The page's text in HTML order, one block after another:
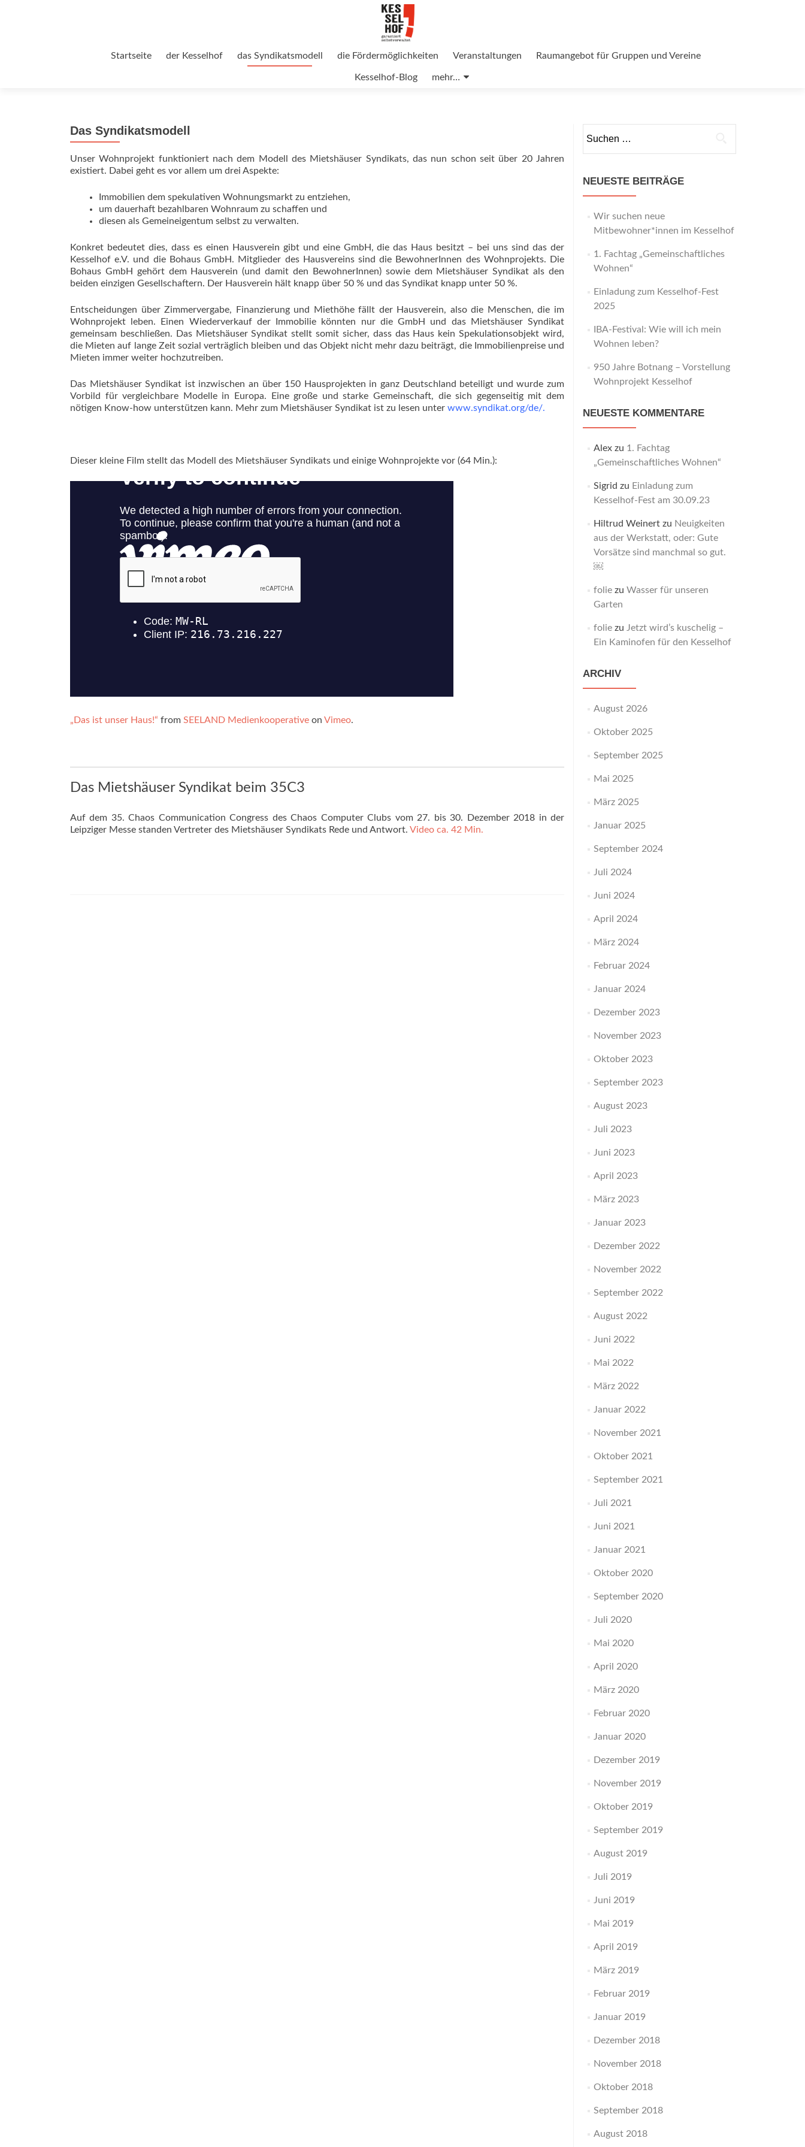
Startseite der Kesselhof das Syndikatsmodell die Fördermöglichkeiten Veranstaltungen Raumangebot für Gruppen und Vereine
Kesselhof-Blog mehr…
Das Syndikatsmodell
Unser Wohnprojekt funktioniert nach dem Modell des Mietshäuser Syndikats, das nun schon seit über 20 Jahren
existiert. Dabei geht es vor allem um drei Aspekte:
Immobilien dem spekulativen Wohnungsmarkt zu entziehen,
um dauerhaft bezahlbaren Wohnraum zu schaffen und
diesen als Gemeineigentum selbst zu verwalten.
Konkret bedeutet dies, dass es einen Hausverein gibt und eine GmbH, die das Haus besitzt – bei uns sind das der
Kesselhof e.V. und die Bohaus GmbH. Mitglieder des Hausvereins sind die BewohnerInnen des Wohnprojekts. Die
Bohaus GmbH gehört dem Hausverein (und damit den BewohnerInnen) sowie dem Mietshäuser Syndikat als den
beiden einzigen Gesellschaftern. Der Hausverein hält knapp über 50 % und das Syndikat knapp unter 50 %.
Entscheidungen über Zimmervergabe, Finanzierung und Miethöhe fällt der Hausverein, also die Menschen, die im
Wohnprojekt leben. Einen Wiederverkauf der Immobilie könnten nur die GmbH und das Mietshäuser Syndikat
gemeinsam beschließen. Das Mietshäuser Syndikat stellt somit sicher, dass das Haus kein Spekulationsobjekt wird,
die Mieten auf lange Zeit sozial verträglich bleiben und das Objekt nicht mehr dazu beiträgt, die Immobilienpreise und
Mieten immer weiter hochzutreiben.
Das Mietshäuser Syndikat ist inzwischen an über 150 Hausprojekten in ganz Deutschland beteiligt und wurde zum
Vorbild für vergleichbare Modelle in Europa. Eine große und starke Gemeinschaft, die sich gegenseitig mit dem
nötigen Know-how unterstützen kann. Mehr zum Mietshäuser Syndikat ist zu lesen unter www.syndikat.org/de/.
Dieser kleine Film stellt das Modell des Mietshäuser Syndikats und einige Wohnprojekte vor (64 Min.):
„Das ist unser Haus!“ from SEELAND Medienkooperative on Vimeo.
Das Mietshäuser Syndikat beim 35C3
Auf dem 35. Chaos Communication Congress des Chaos Computer Clubs vom 27. bis 30. Dezember 2018 in der
Leipziger Messe standen Vertreter des Mietshäuser Syndikats Rede und Antwort. Video ca. 42 Min.
nach:
NEUESTE BEITRÄGE
Wir suchen neue
Mitbewohner*innen im Kesselhof
1. Fachtag „Gemeinschaftliches
Wohnen“
Einladung zum Kesselhof-Fest
2025
IBA-Festival: Wie will ich mein
Wohnen leben?
950 Jahre Botnang – Vorstellung
Wohnprojekt Kesselhof
NEUESTE KOMMENTARE
Alexzu 1. Fachtag
„Gemeinschaftliches Wohnen“
Sigrid zu Einladung zum
Kesselhof-Fest am 30.09.23
Hiltrud Weinertzu Neuigkeiten
aus der Werkstatt, oder: Gute
Vorsätze sind manchmal so gut.
￼
foliezu Wasser für unseren
Garten
foliezu Jetzt wird’s kuschelig –
Ein Kaminofen für den Kesselhof
ARCHIV
August 2026
Oktober 2025
September 2025
Mai 2025
März 2025
Januar 2025
September 2024
Juli 2024
Juni 2024
April 2024
März 2024
Februar 2024
Januar 2024
Dezember 2023
November 2023
Oktober 2023
September 2023
August 2023
Juli 2023
Juni 2023
April 2023
März 2023
Januar 2023
Dezember 2022
November 2022
September 2022
August 2022
Juni 2022
Mai 2022
März 2022
Januar 2022
November 2021
Oktober 2021
September 2021
Juli 2021
Juni 2021
Januar 2021
Oktober 2020
September 2020
Juli 2020
Mai 2020
April 2020
März 2020
Februar 2020
Januar 2020
Dezember 2019
November 2019
Oktober 2019
September 2019
August 2019
Juli 2019
Juni 2019
Mai 2019
April 2019
März 2019
Februar 2019
Januar 2019
Dezember 2018
November 2018
Oktober 2018
September 2018
August 2018